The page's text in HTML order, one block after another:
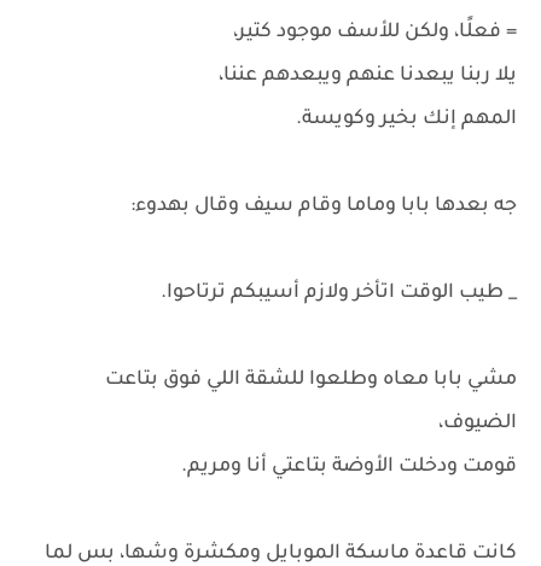
= فعلًا، ولكن للأسف موجود كتير،
يلا ربنا يبعدنا عنهم ويبعدهم عننا،
المهم إنك بخير وكويسة.
جه بعدها بابا وماما وقام سيف وقال بهدوء:
_ طيب الوقت اتأخر ولازم أسيبكم ترتاحوا.
مشي بابا معاه وطلعوا للشقة اللي فوق بتاعت
الضيوف،
قومت ودخلت الأوضة بتاعتي أنا ومريم.
كانت قاعدة ماسكة الموبايل ومكشرة وشها، بس لما